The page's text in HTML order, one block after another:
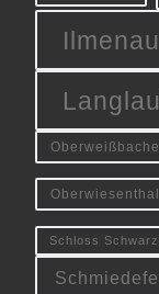
Ilmenau
Oberwiesenthal
Schloss